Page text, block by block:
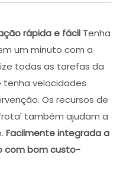
rápida e fácil Tenha
um minuto com a
todas as tarefas da
velocidades
Os recursos de
também ajudam a
Facilmente integrada a
com bom custo-
×
para o seu
com um especialista
em vigor e encontrar
necessidades.